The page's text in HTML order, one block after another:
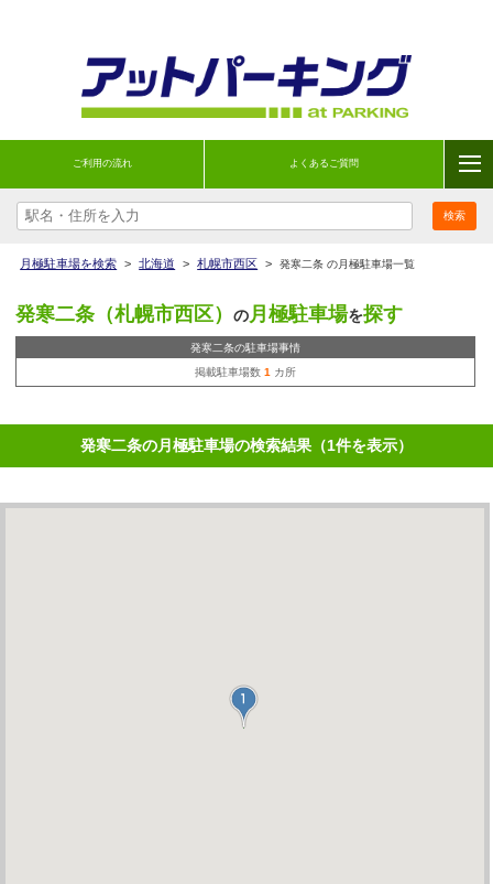
ご利用の流れ よくあるご質問
月極駐車場を検索 > 北海道 > 札幌市西区 > 発寒二条 の月極駐車場一覧
発寒二条（札幌市西区） の月極駐車場を探す
発寒二条の駐車場事情
掲載駐車場数 1 カ所
発寒二条の月極駐車場の検索結果（1件を表示）